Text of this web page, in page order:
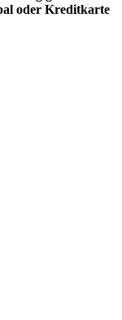
oder Kreditkarte